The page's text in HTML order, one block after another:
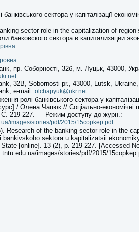
сектора у капіталізації
sector role in the capitalization of
банковского сектора в капитализации
пр. Соборності, 32б, м. Луцьк, 43000,
32B, Sobornosti pr., 43000, Lutsk,
e-mail: olchapyuk@ukr.net
ролі банківського сектора у
/ Олена Чапюк // Соціально-
219-227. — Режим доступу до журн.:
images/stories/pdf/2015/15copkep.pdf.
Research of the banking sector role in the
bankivskoho sektora u kapitalizatsii
State [online]. 13 (2), p. 219-227. [Accessed
images/stories/pdf/2015/